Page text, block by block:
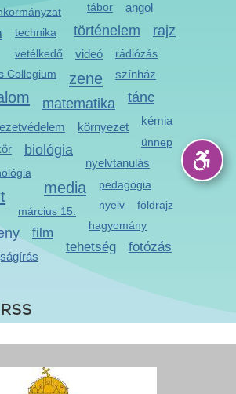
tábor
angol
történelem
vetélkedő
technika
videó
rádiózás
Collegium
színház
zene
matematika
környezet
tánc
kémia
ünnep
biológia
nyelvtanulás
media pedagógia
nyelv
március 15. földrajz
rajz
hagyomány
film
tehetség
fotózás
RSS